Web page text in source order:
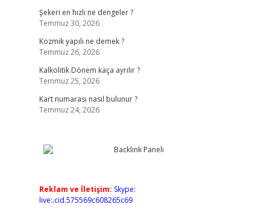
Şekeri en hızlı ne dengeler ?
Temmuz 30, 2026
Kozmik yapılı ne demek ?
Temmuz 26, 2026
Kalkolitik Dönem kaça ayrılır ?
Temmuz 25, 2026
Kart numarası nasıl bulunur ?
Temmuz 24, 2026
Reklam ve İletişim: Skype:
live:.cid.575569c608265c69